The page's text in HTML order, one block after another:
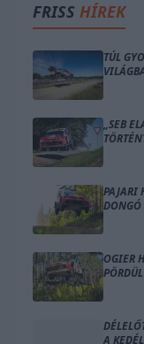
FRISS HÍREK
TÚL
„SEB
PAJARI
DONGÓ
OGIER
A